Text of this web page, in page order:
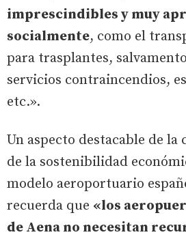
imprescindibles y muy
socialmente, como el
para trasplantes,
servicios contraincendios,
etc.».
Un aspecto destacable de la
de la sostenibilidad
modelo aeroportuario
recuerda que «los
de Aena no necesitan